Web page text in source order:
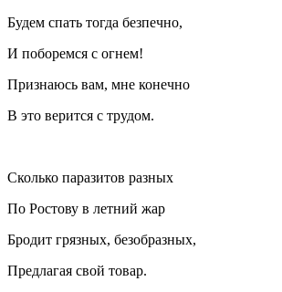
Будем спать тогда безпечно,
И поборемся с огнем!
Признаюсь вам, мне конечно
В это верится с трудом.
Сколько паразитов разных
По Ростову в летний жар
Бродит грязных, безобразных,
Предлагая свой товар.